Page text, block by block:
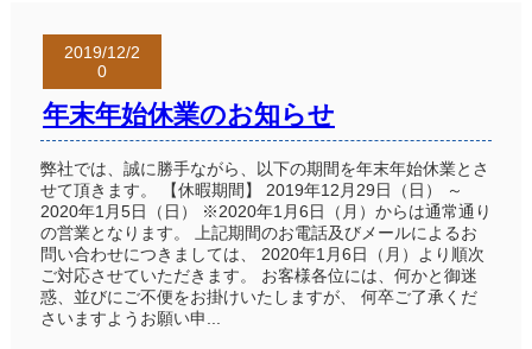
2019/12/2
0
年末年始休業のお知らせ
弊社では、誠に勝手ながら、以下の期間を年末年始休業とさ
せて頂きます。 【休暇期間】 2019年12月29日（日） ～
2020年1月5日（日） ※2020年1月6日（月）からは通常通り
の営業となります。 上記期間のお電話及びメールによるお
問い合わせにつきましては、 2020年1月6日（月）より順次
ご対応させていただきます。 お客様各位には、何かと御迷
惑、並びにご不便をお掛けいたしますが、 何卒ご了承くだ
さいますようお願い申...